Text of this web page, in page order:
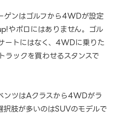
ゲンはゴルフから4WDが設定
やポロにはありません。ゴル
ートにはなく、4WDに乗りた
ラックを買わせるスタンスで
ンツはAクラスから4WDがラ
択肢が多いのはSUVのモデルで